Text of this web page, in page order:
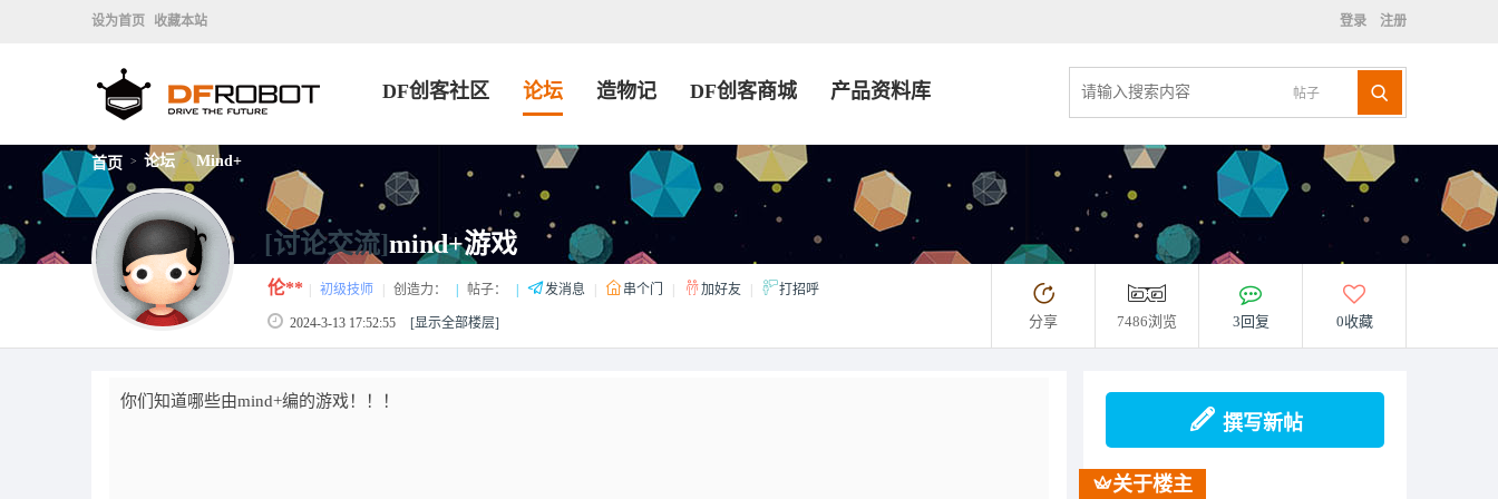
设为首页 收藏本站 登录 注册
帖子
DF创客社区 论坛 造物记 DF创客商城 产品资料库
首页 > 论坛 > Mind+
[讨论交流]mind+游戏
伦** 初级技师 创造力： 帖子： 发消息 串个门 加好友 打招呼
2024-3-13 17:52:55 [显示全部楼层] 分享 7486浏览 3回复 0收藏
你们知道哪些由mind+编的游戏！！！
撰写新帖
关于楼主